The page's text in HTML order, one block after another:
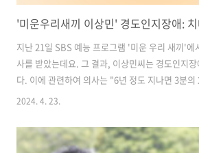
'미운우리새끼 이상민' 경도인지장애:
지난 21일 SBS 예능 프로그램 '미운 우리 새끼'에
사를 받았는데요. 그 결과, 이상민씨는 경도인지
다. 이에 관련하여 의사는 "6년 정도 지나면 3분
애 환자들이 치매로 갈 수 있다"며 "뇌 관리를 해주
란 무엇일까요? 목차 1. 경도인지장애란? 2. 경도
기능의 저하 3. 경도인지장애 예방을 위한생활 습
2024. 4. 23.